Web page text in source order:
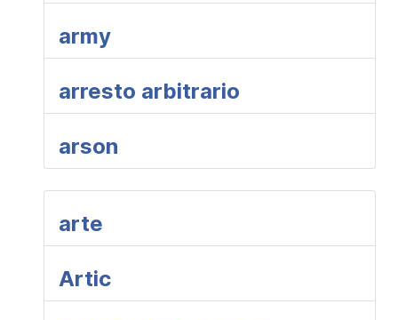
army
arresto arbitrario
arson
arte
Artic